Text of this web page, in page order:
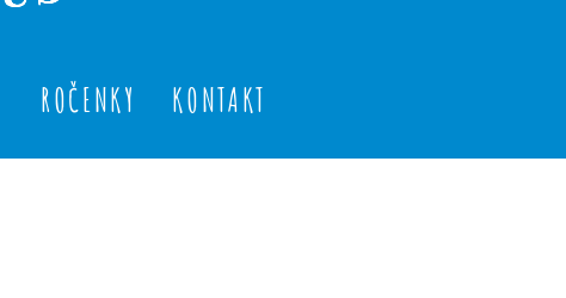
ROČENKY KONTAKT